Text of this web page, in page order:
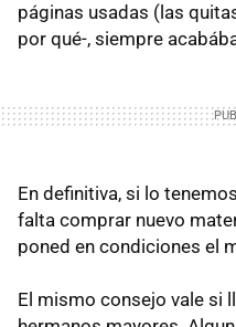
páginas usadas (las
por qué-, siempre
En definitiva, si lo
falta comprar nuevo
poned en condiciones el
El mismo consejo vale si